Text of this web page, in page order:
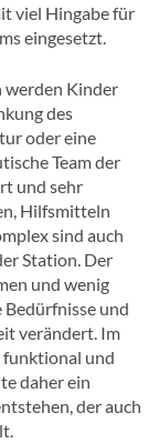
viel Hingabe für
eingesetzt.
Kinder
des
oder eine
Team der
und sehr
Hilfsmitteln
sind auch
Station. Der
und wenig
und
verändert. Im
funktional und
daher ein
der auch